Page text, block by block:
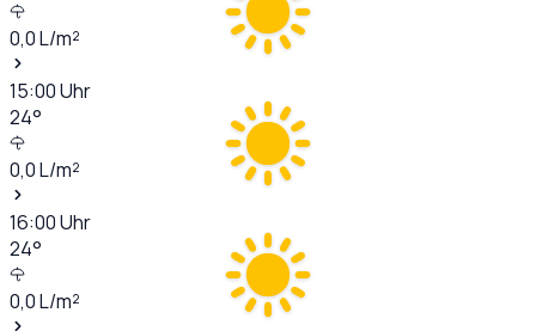
0,0L/m²
15:00Uhr
24°
0,0L/m²
16:00Uhr
24°
0,0L/m²